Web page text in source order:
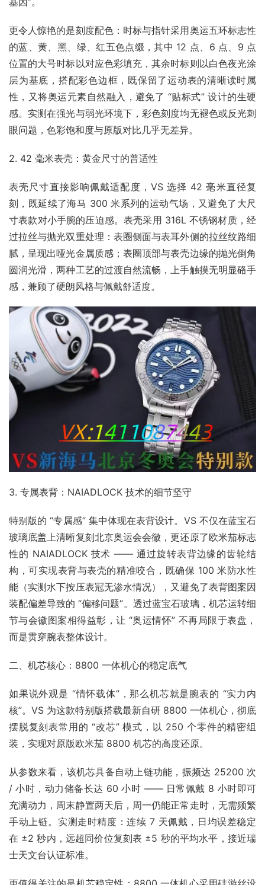
更令人惊艳的是刻度配色：时标与指针采用奥运五环标志性
的蓝、黄、黑、绿、红五色点缀，其中 12 点、6 点、9 点
位置的大号时标以对应色彩填充，其余时标则以白色夜光涂
层为基底，搭配彩色边框，既保留了运动表的清晰读时属
性，又将奥运元素自然融入，避免了 “贴标式” 设计的生硬
感。实测在强光与弱光环境下，彩色刻度均无褪色或反光刺
眼问题，色彩饱和度与原版对比几乎无差异。​
2. 42 毫米表壳：黄金尺寸的普适性​
表壳尺寸直接影响佩戴适配度，VS 选择 42 毫米直径复
刻，既延续了海马 300 米系列的运动气场，又避免了大尺
寸表款对小手腕的压迫感。表壳采用 316L 不锈钢材质，经
过拉丝与抛光双重处理：表圈侧面与表耳外侧的拉丝纹路细
腻，呈现出哑光金属质感；表圈顶部与表壳边缘的抛光倒角
圆润光滑，两种工艺的过渡自然流畅，上手触摸无明显硌手
感，兼顾了硬朗风格与佩戴舒适度。​
3. 专属表背：NAIADLOCK 技术的细节坚守​
特别版的 “专属感” 集中体现在表背设计。VS 不仅在蓝宝石
玻璃底盖上清晰复刻北京奥运会会徽，更还原了欧米茄标志
性的 NAIADLOCK 技术 —— 通过旋转表背边缘的齿轮结
构，可实现表背与表壳的精准咬合，既确保 100 米防水性
能（实测水下按压表冠无渗水情况），又避免了表背图案因
装配偏差导致的 “偏移问题”。透过蓝宝石玻璃，机芯运转细
节与会徽图案相得益彰，让 “奥运情怀” 不再局限于表盘，
而是贯穿腕表整体设计。​
二、机芯核心：8800 一体机心的稳定底气​
如果说外观是 “情怀载体”，那么机芯就是腕表的 “实力内
核”。VS 为这款特别版搭载最新自研 8800 一体机心，彻底
摆脱复刻表常用的 “改芯” 模式，以 250 个零件的精密组
装，实现对原版欧米茄 8800 机芯的高度还原。​
从参数来看，该机芯具备自动上链功能，振频达 25200 次
/ 小时，动力储备长达 60 小时 —— 日常佩戴 8 小时即可
充满动力，周末静置两天后，周一仍能正常走时，无需频繁
手动上链。实测走时精度：连续 7 天佩戴，日均误差稳定
在 ±2 秒内，远超同价位复刻表 ±5 秒的平均水平，接近瑞
士天文台认证标准。​